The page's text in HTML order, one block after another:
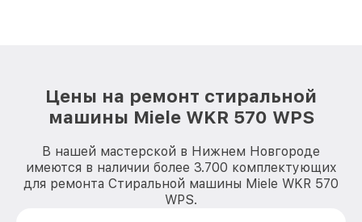
Цены на ремонт стиральной
машины Miele WKR 570 WPS
В нашей мастерской в Нижнем Новгороде
имеются в наличии более 3.700 комплектующих
для ремонта Стиральной машины Miele WKR 570
WPS.